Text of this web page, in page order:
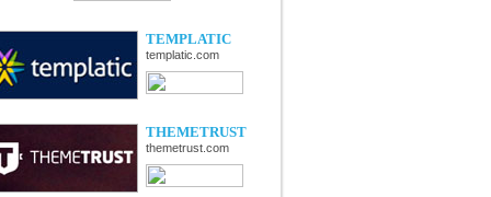
TEMPLATIC
templatic.com
THEMETRUST
themetrust.com